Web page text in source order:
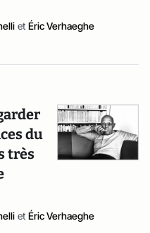
et Éric Verhaeghe
du
très
et Éric Verhaeghe